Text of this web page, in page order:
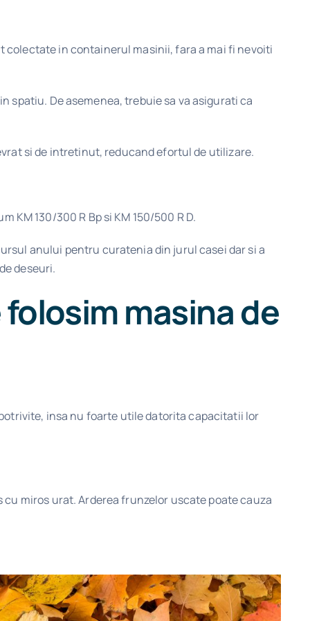
colectate in containerul masinii, fara a mai fi nevoiti
spatiu. De asemenea, trebuie sa va asigurati ca
si de intretinut, reducand efortul de utilizare.
130/300 R Bp si KM 150/500 R D.
anului pentru curatenia din jurul casei dar si a
deseuri.
masina de
insa nu foarte utile datorita capacitatii lor
miros urat. Arderea frunzelor uscate poate cauza